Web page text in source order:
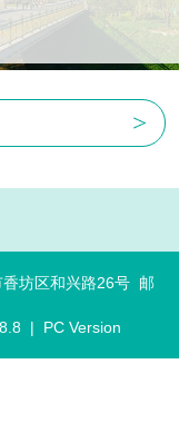
坊区和兴路26号 邮
8.8 | PC Version